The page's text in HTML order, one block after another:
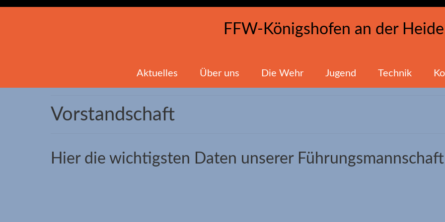
FFW-Königshofen an der Heide
Aktuelles Über uns Die Wehr Jugend Technik
Vorstandschaft
Hier die wichtigsten Daten unserer Führungsmannschaft